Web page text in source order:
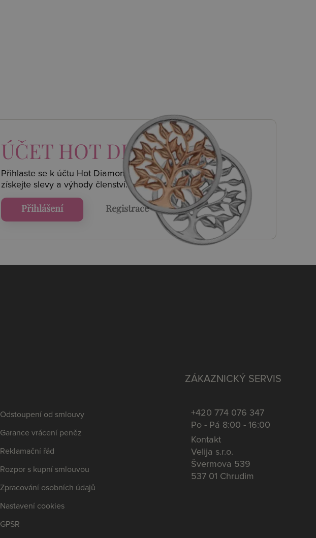
ÚČET HOT DIAMONDS
Přihlaste se k účtu Hot Diamonds a
získejte slevy a výhody členství.
Přihlášení Registrace
ZÁKAZNICKÝ SERVIS
+420 774 076 347
Po - Pá 8:00 - 16:00
Kontakt
Velija s.r.o.
Švermova 539
537 01 Chrudim
Odstoupení od smlouvy
Garance vrácení peněz
Reklamační řád
Rozpor s kupní smlouvou
Zpracování osobních údajů
Nastavení cookies
GPSR